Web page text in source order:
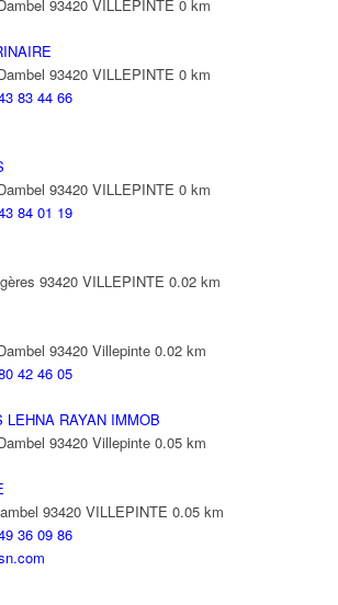
93420 VILLEPINTE 0 km
93420 VILLEPINTE 0 km
83 44 66
93420 VILLEPINTE 0 km
84 01 19
93420 VILLEPINTE 0.02 km
93420 Villepinte 0.02 km
42 46 05
RAYAN IMMOB
93420 Villepinte 0.05 km
93420 VILLEPINTE 0.05 km
36 09 86